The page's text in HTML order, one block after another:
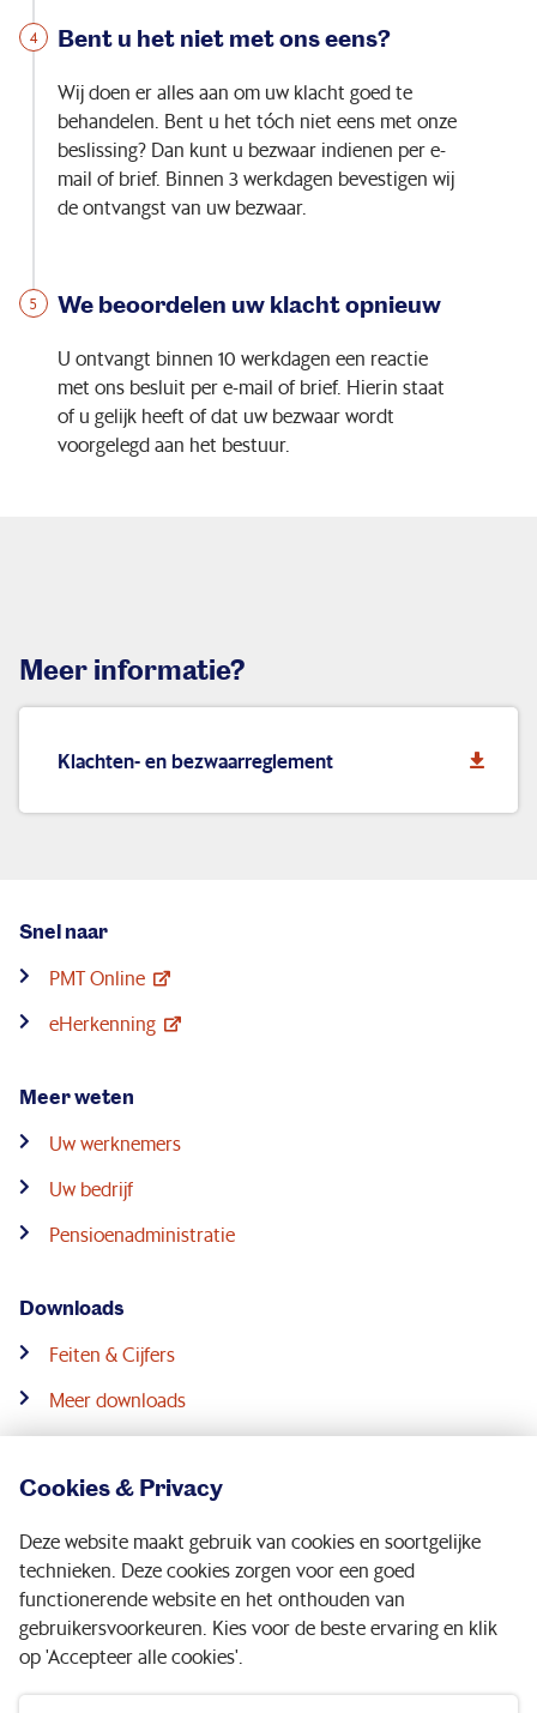
Cookies & Privacy
Deze website maakt gebruik van cookies en soortgelijke
technieken. Deze cookies zorgen voor een goed
functionerende website en het onthouden van
gebruikersvoorkeuren. Kies voor de beste ervaring en klik
op 'Accepteer alle cookies'.
Bent u het niet met ons eens?
Wij doen er alles aan om uw klacht goed te
behandelen. Bent u het tóch niet eens met onze
beslissing? Dan kunt u bezwaar indienen per e-
mail of brief. Binnen 3 werkdagen bevestigen wij
de ontvangst van uw bezwaar.
We beoordelen uw klacht opnieuw
U ontvangt binnen 10 werkdagen een reactie
met ons besluit per e-mail of brief. Hierin staat
of u gelijk heeft of dat uw bezwaar wordt
voorgelegd aan het bestuur.
Meer informatie?
Klachten- en bezwaarreglement
Snel naar
PMT Online
eHerkenning
Meer weten
Uw werknemers
Uw bedrijf
Pensioenadministratie
Downloads
Feiten & Cijfers
Meer downloads
Werkgeversconsulenten
Volg ons op: